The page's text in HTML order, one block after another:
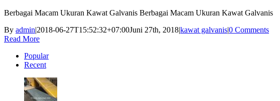
Berbagai Macam Ukuran Kawat Galvanis Berbagai Macam Ukuran Kawat Galvanis
By admin|2018-06-27T15:52:32+07:00Juni 27th, 2018|kawat galvanis|0 Comments
Read More
Popular
Recent